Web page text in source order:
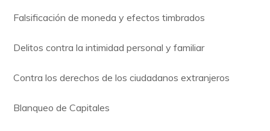
Falsificación de moneda y efectos timbrados
Delitos contra la intimidad personal y familiar
Contra los derechos de los ciudadanos extranjeros
Blanqueo de Capitales